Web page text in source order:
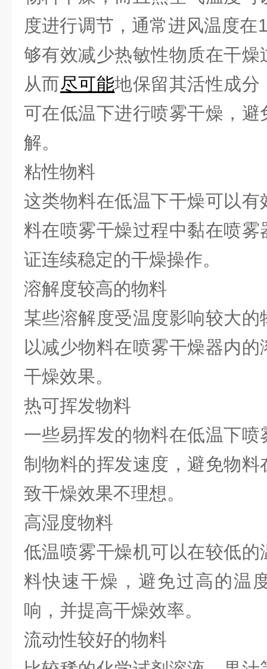
度进行调节，通常进风温度
够有效减少热敏性物质在干
从而尽可能地保留其活性成分
可在低温下进行喷雾干燥，
解。
粘性物料
这类物料在低温下干燥可以
料在喷雾干燥过程中黏在喷
证连续稳定的干燥操作。
溶解度较高的物料
某些溶解度受温度影响较大
以减少物料在喷雾干燥器内
干燥效果。
热可挥发物料
一些易挥发的物料在低温下
制物料的挥发速度，避免物
致干燥效果不理想。
高湿度物料
低温喷雾干燥机可以在较低
料快速干燥，避免过高的温
响，并提高干燥效率。
流动性较好的物料